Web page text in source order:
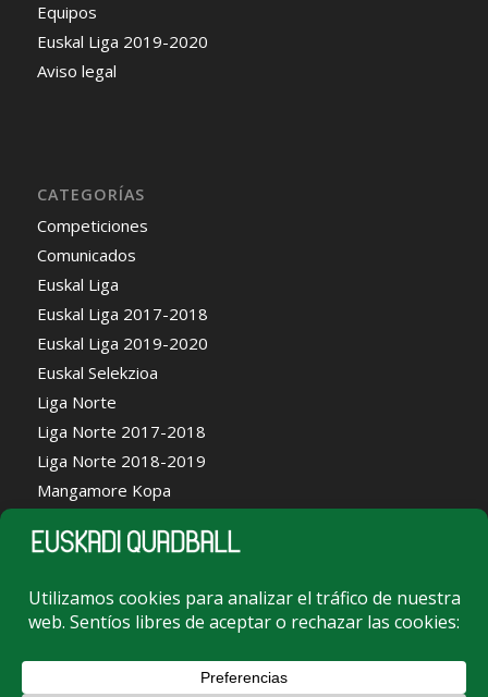
Equipos
Euskal Liga 2019-2020
Aviso legal
CATEGORÍAS
Competiciones
Comunicados
Euskal Liga
Euskal Liga 2017-2018
Euskal Liga 2019-2020
Euskal Selekzioa
Liga Norte
Liga Norte 2017-2018
Liga Norte 2018-2019
Mangamore Kopa
Portal LGBTI+
Sin categoría